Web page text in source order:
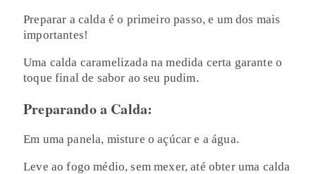
Preparar a calda é o primeiro passo, e um dos mais
importantes!
Uma calda caramelizada na medida certa garante o
toque final de sabor ao seu pudim.
Preparando a Calda:
Em uma panela, misture o açúcar e a água.
Leve ao fogo médio, sem mexer, até obter uma calda